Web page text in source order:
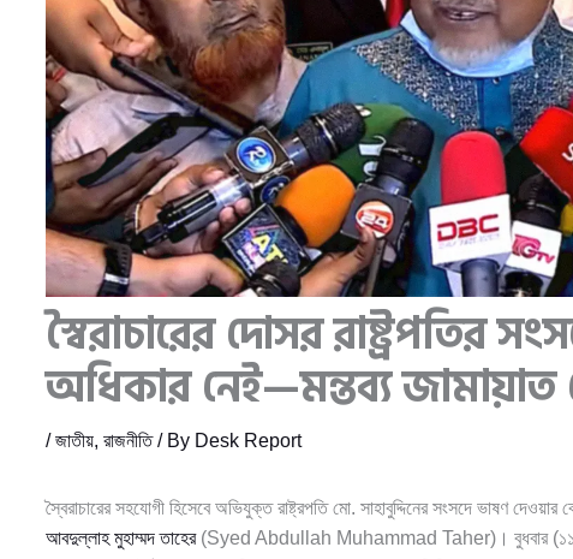
স্বৈরাচারের দোসর রাষ্ট্রপতির
অধিকার নেই—মন্তব্য জামায়াত
/জাতীয়, রাজনীতি/ By Desk Report
স্বৈরাচারের সহযোগী হিসেবে অভিযুক্ত রাষ্ট্রপতি মো. সাহাবুদ্দিনের সংসদে ভাষণ
আবদুল্লাহ মুহাম্মদ তাহের(Syed Abdullah Muhammad Taher)। বুধবার (১১